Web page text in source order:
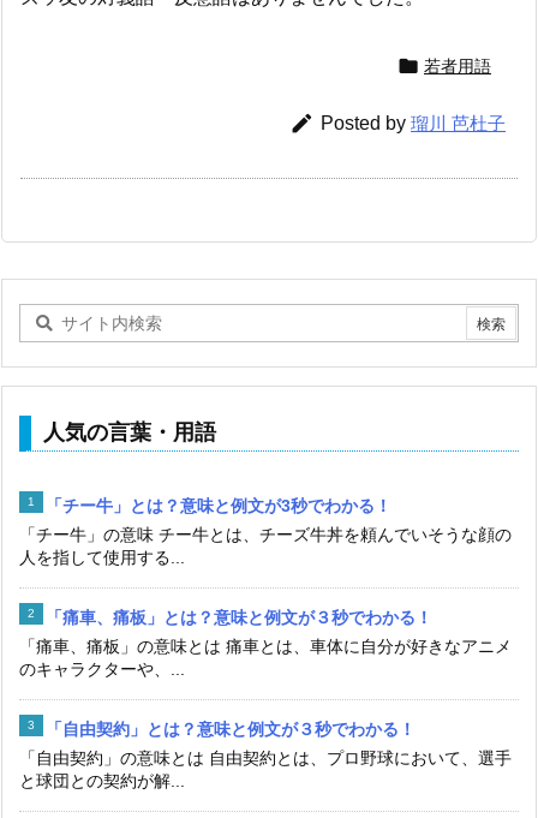
 若者用語
 Posted by 瑠川 芭杜子
人気の言葉・用語
「チー牛」とは？意味と例文が3秒でわかる！
「チー牛」の意味 チー牛とは、チーズ牛丼を頼んでいそうな顔の
人を指して使用する...
「痛車、痛板」とは？意味と例文が３秒でわかる！
「痛車、痛板」の意味とは 痛車とは、車体に自分が好きなアニメ
のキャラクターや、...
「自由契約」とは？意味と例文が３秒でわかる！
「自由契約」の意味とは 自由契約とは、プロ野球において、選手
と球団との契約が解...